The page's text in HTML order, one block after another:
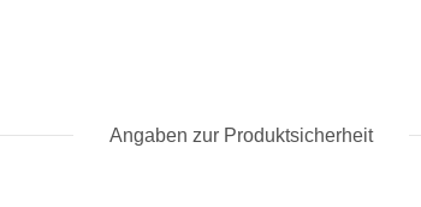
Angaben zur Produktsicherheit